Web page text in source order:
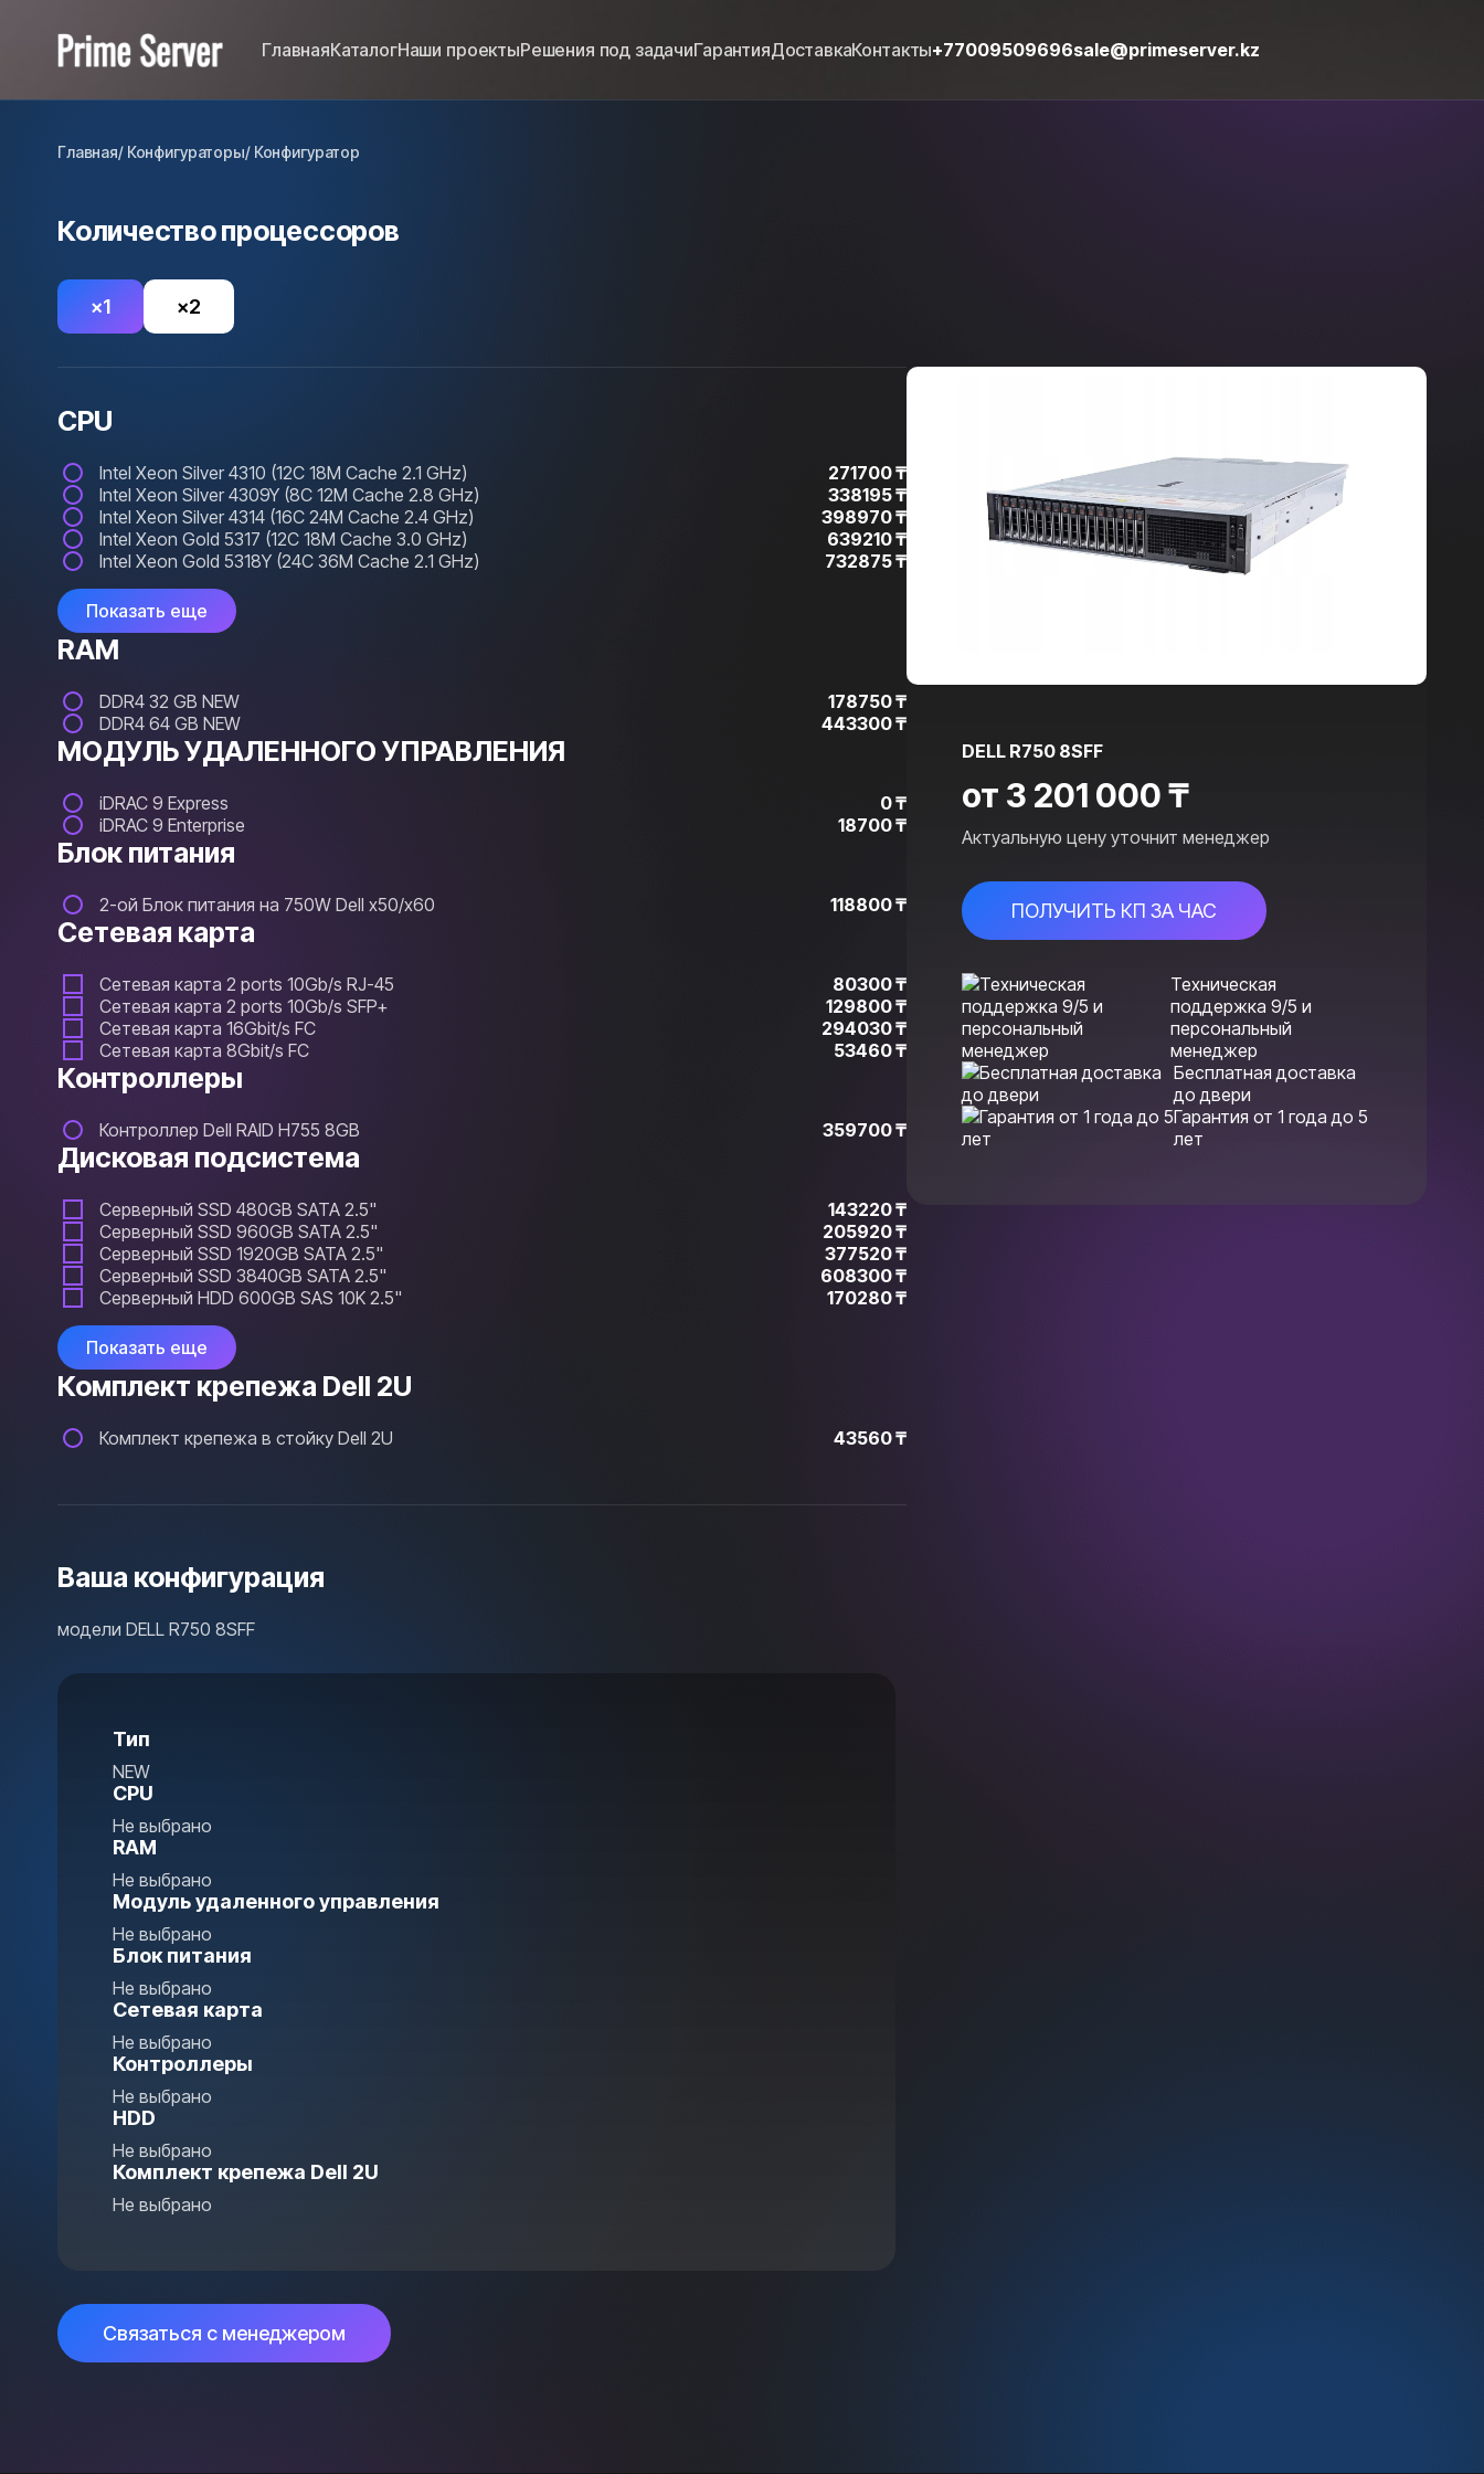
ГлавнаяКаталогНаши проектыРешения под задачиГарантияДоставкаКонтакты+77009509696sale@primeserver.kz
Главная/ Конфигураторы/ Конфигуратор
Количество процессоров
×1 ×2
CPU
Intel Xeon Silver 4310 (12C 18M Cache 2.1 GHz)
271700 ₸
Intel Xeon Silver 4309Y (8C 12M Cache 2.8 GHz)
338195 ₸
Intel Xeon Silver 4314 (16C 24M Cache 2.4 GHz)
398970 ₸
Intel Xeon Gold 5317 (12C 18M Cache 3.0 GHz)
639210 ₸
Intel Xeon Gold 5318Y (24C 36M Cache 2.1 GHz)
732875 ₸
Показать еще
RAM
DDR4 32 GB NEW
178750 ₸
DDR4 64 GB NEW
443300 ₸
МОДУЛЬ УДАЛЕННОГО УПРАВЛЕНИЯ
iDRAC 9 Express
0 ₸
iDRAC 9 Enterprise
18700 ₸
Блок питания
2-ой Блок питания на 750W Dell x50/x60 118800 ₸
Сетевая карта
Сетевая карта 2 ports 10Gb/s RJ-45
80300 ₸
Сетевая карта 2 ports 10Gb/s SFP+
129800 ₸
Сетевая карта 16Gbit/s FC
294030 ₸
Сетевая карта 8Gbit/s FC
53460 ₸
Контроллеры
Контроллер Dell RAID H755 8GB 359700 ₸
Дисковая подсистема
Серверный SSD 480GB SATA 2.5"
143220 ₸
Серверный SSD 960GB SATA 2.5"
205920 ₸
Серверный SSD 1920GB SATA 2.5"
377520 ₸
Серверный SSD 3840GB SATA 2.5"
608300 ₸
Серверный HDD 600GB SAS 10K 2.5"
170280 ₸
Показать еще
Комплект крепежа Dell 2U
Комплект крепежа в стойку Dell 2U 43560 ₸
DELL R750 8SFF
от 3 201 000₸
Актуальную цену уточнит менеджер
ПОЛУЧИТЬ КП ЗА ЧАС
Техническая
поддержка 9/5 и
персональный
менеджер
Бесплатная доставка
до двери
Гарантия от 1 года до 5
лет
Ваша конфигурация
модели DELL R750 8SFF
Тип
NEW
CPU
Не выбрано
RAM
Не выбрано
Модуль удаленного управления
Не выбрано
Блок питания
Не выбрано
Сетевая карта
Не выбрано
Контроллеры
Не выбрано
HDD
Не выбрано
Комплект крепежа Dell 2U
Не выбрано
Связаться с менеджером